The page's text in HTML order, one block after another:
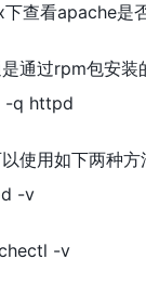
下查看apache是
通过rpm包安装
-q httpd
使用如下两种方
-v
-v